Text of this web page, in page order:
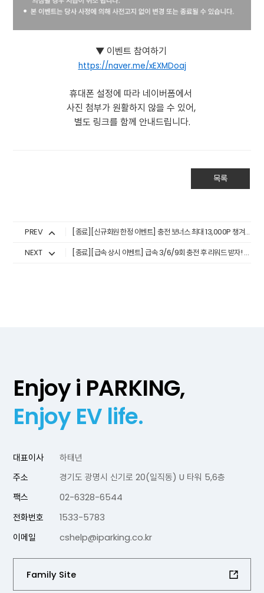
▼ 이벤트 참여하기
https://naver.me/xEXMDoaj
휴대폰 설정에 따라 네이버폼에서
사진 첨부가 원활하지 않을 수 있어,
별도 링크를 함께 안내드립니다.
목록
PREV
[종료][신규회원 한정 이벤트] 충전 보너스 최대 13,000P 챙겨가자! (26.4.1.~4.30.)
NEXT
[종료][급속 상시 이벤트] 급속 3/6/9회 충전 후 리워드 받자! (26.5.1.~5.31.)
Enjoy i PARKING,
Enjoy EV life.
대표이사
하태년
주소
경기도 광명시 신기로 20(일직동) U 타워 5,6층
팩스
02-6328-6544
전화번호
1533-5783
이메일
cshelp@iparking.co.kr
Family Site